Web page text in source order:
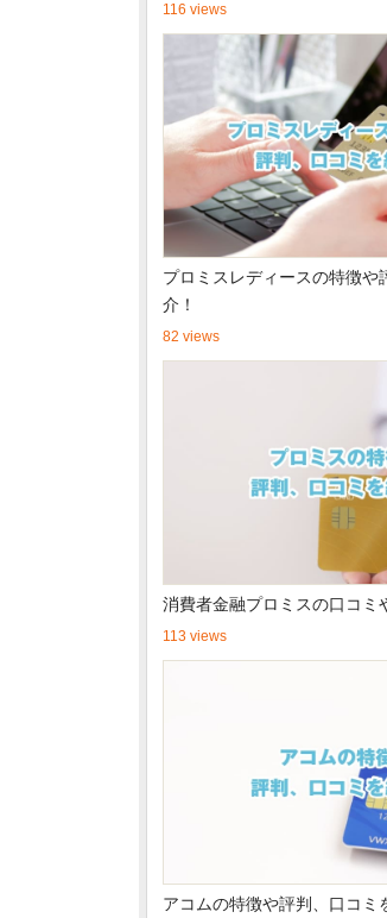
116 views
プロミスレディースの特徴や
介！
82 views
消費者金融プロミスの口コミ
113 views
アコムの特徴や評判、口コミ